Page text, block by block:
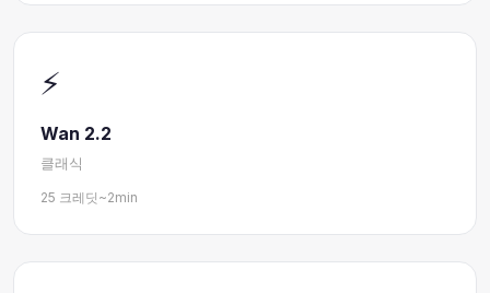
⚡
Wan 2.2
클래식
25 크레딧 ~2min